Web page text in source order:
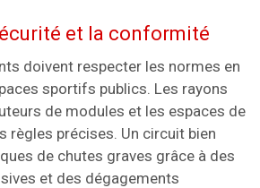
et la conformité
doivent respecter les normes en
sportifs publics. Les rayons
de modules et les espaces de
règles précises. Un circuit bien
de chutes graves grâce à des
et des dégagements